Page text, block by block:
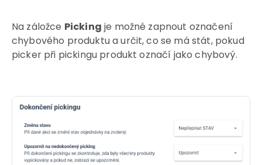
Na záložce Picking je možné zapnout označení
chybového produktu a určit, co se má stát, pokud
picker při pickingu produkt označí jako chybový.